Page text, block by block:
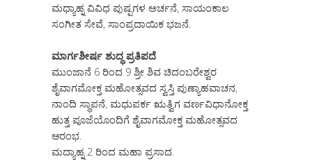
ಮಧ್ಯಾಹ್ನ ವಿವಿಧ ಪುಷ್ಪಗಳ ಅರ್ಚನೆ, ಸಾಯಂಕಾಲ
ಸಂಗೀತ ಸೇವೆ, ಸಾಂಪ್ರದಾಯಿಕ ಭಜನೆ.
ಮಾರ್ಗಶೀರ್ಷ ಶುದ್ಧ ಪ್ರತಿಪದೆ
ಮುಂಜಾನೆ 6 ರಿಂದ 9 ಶ್ರೀ ಶಿವ ಚಿದಂಬರೇಶ್ವರ
ಶೈವಾಗಮೋಕ್ತ ಮಹೋತ್ಸವದ ಸ್ವಸ್ತಿ ಪುಣ್ಯಾಹವಾಚನ,
ನಾಂದಿ ಸ್ಥಾಪನೆ, ಮಧುಪರ್ಕ ಋತ್ವಿಗ ವರ್ಣವಿಧಾನೋಕ್ತ
ಹುತ್ತ ಪೂಜೆಯೊಂದಿಗೆ ಶೈವಾಗಮೋಕ್ತ ಮಹೋತ್ಸವದ
ಆರಂಭ.
ಮದ್ಯಾಹ್ನ 2 ರಿಂದ ಮಹಾ ಪ್ರಸಾದ.